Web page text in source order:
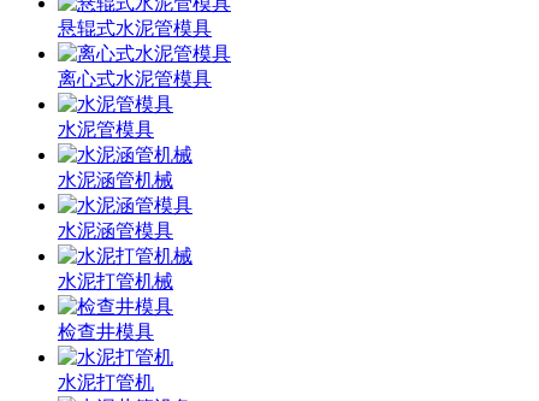
悬辊式水泥管模具
离心式水泥管模具
水泥管模具
水泥涵管机械
水泥涵管模具
水泥打管机械
检查井模具
水泥打管机